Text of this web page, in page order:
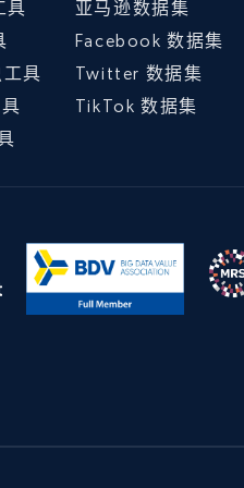
具
具
亚马逊数据集
Facebook 数据集
Twitter 数据集
TikTok 数据集